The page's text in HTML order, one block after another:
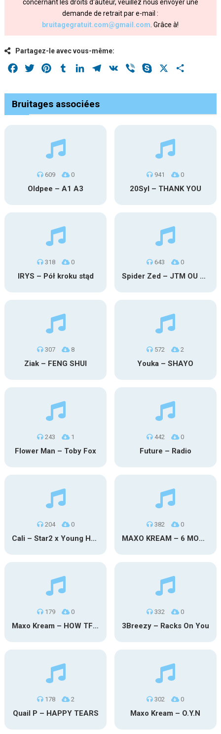
concernant les droits d'auteur, veuillez nous envoyer une
demande de retrait par e-mail :
bruitagegratuit.com@gmail.com . Grâce à!
Partagez-le avec vous-même:
Facebook
Twitter PinterestTumblrLinkedInTelegram
VK Viber Skype
Bruitages associées
609 0
Oldpee – A1 A3
941 0
20Syl – THANK YOU
318 0
IRYS – Pół kroku stąd
643 0
Spider Zed – JTM OU TG
307 8
Ziak – FENG SHUI
572 2
Youka – SHAYO
243 1
Flower Man – Toby Fox
442 0
Future – Radio
204 0
Cali – Star2 x Young Henny
382 0
MAXO KREAM – 6 MONTHS CLEAN
179 0
Maxo Kream – HOW TF I’M LUCKY
332 0
3Breezy – Racks On You
178 2
Quail P – HAPPY TEARS
302 0
Maxo Kream – O.Y.N